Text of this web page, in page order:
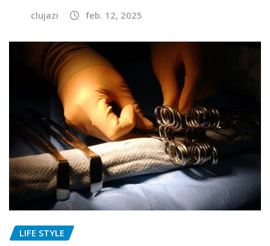
clujazi feb. 12, 2025
LIFE STYLE